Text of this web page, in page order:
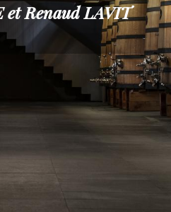
et Renaud LAVIT